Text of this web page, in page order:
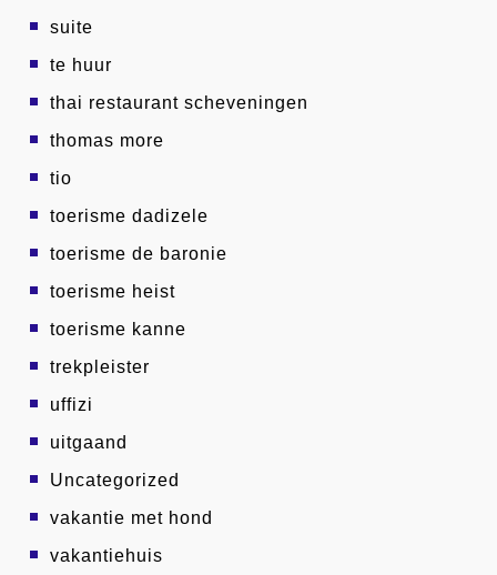
suite
te huur
thai restaurant scheveningen
thomas more
tio
toerisme dadizele
toerisme de baronie
toerisme heist
toerisme kanne
trekpleister
uffizi
uitgaand
Uncategorized
vakantie met hond
vakantiehuis